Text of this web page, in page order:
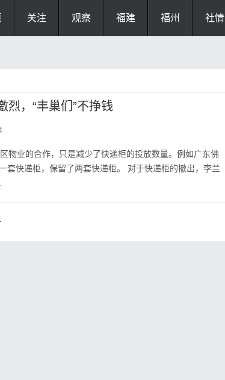
关注 观察 福建 福州 社情
烈，“丰巢们”不挣钱
物业的合作，只是减少了快递柜的投放数量。例如广东佛
套快递柜，保留了两套快递柜。 对于快递柜的撤出，李兰